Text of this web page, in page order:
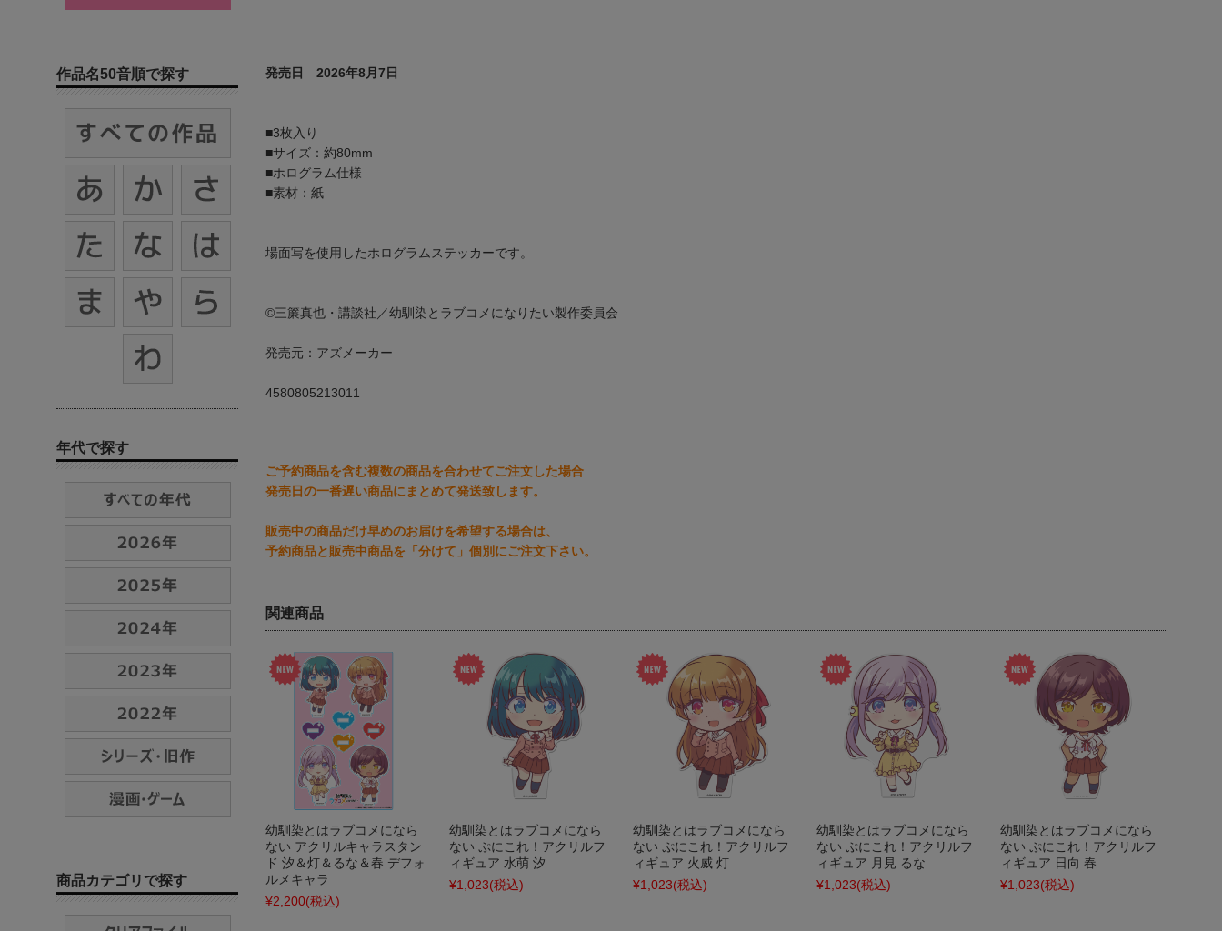
発売日 2026年8月7日
■3枚入り
■サイズ：約80mm
■ホログラム仕様
■素材：紙
場面写を使用したホログラムステッカーです。
©三簾真也・講談社／幼馴染とラブコメになりたい製作委員会
発売元：アズメーカー
4580805213011
ご予約商品を含む複数の商品を合わせてご注文した場合
発売日の一番遅い商品にまとめて発送致します。
販売中の商品だけ早めのお届けを希望する場合は、
予約商品と販売中商品を「分けて」個別にご注文下さい。
関連商品
幼馴染とはラブコメになら
ない アクリルキャラスタン
ド 汐＆灯＆るな＆春 デフォ
ルメキャラ
¥2,200(税込)
幼馴染とはラブコメになら
ない ぷにこれ！アクリルフ
ィギュア 水萌 汐
¥1,023(税込)
幼馴染とはラブコメになら
ない ぷにこれ！アクリルフ
ィギュア 火威 灯
¥1,023(税込)
幼馴染とはラブコメになら
ない ぷにこれ！アクリルフ
ィギュア 月見 るな
¥1,023(税込)
幼馴染とはラブコメになら
ない ぷにこれ！アクリルフ
ィギュア 日向 春
¥1,023(税込)
作品名50音順で探す
年代で探す
商品カテゴリで探す